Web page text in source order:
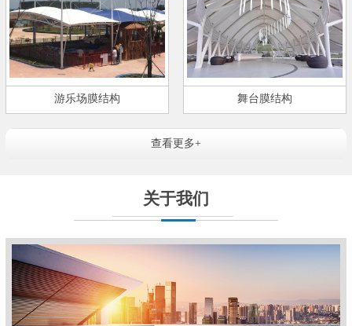
游乐场膜结构 舞台膜结构
查看更多+
关于我们